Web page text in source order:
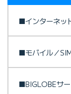
■インターネッ
■モバイル／
■BIGLOBEサ